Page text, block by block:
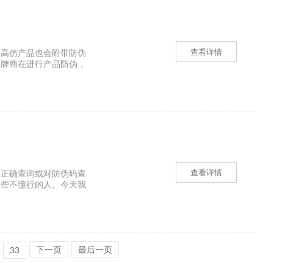
仿产品也会附带防伪
商在进行产品防伪，
查看详情
确查询或对防伪码查
不懂行的人。今天我
查看详情
33 下一页 最后一页